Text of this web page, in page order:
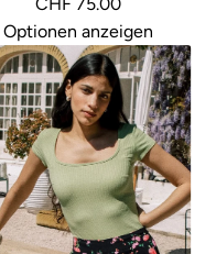
Optionen anzeigen